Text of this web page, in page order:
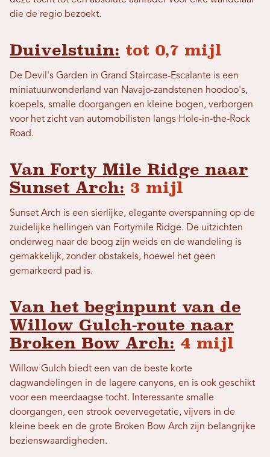
die de regio bezoekt.
Duivelstuin: tot 0,7 mijl
De Devil's Garden in Grand Staircase-Escalante is een
miniatuurwonderland van Navajo-zandstenen hoodoo's,
koepels, smalle doorgangen en kleine bogen, verborgen
voor het zicht van automobilisten langs Hole-in-the-Rock
Road.
Van Forty Mile Ridge naar
Sunset Arch: 3 mijl
Sunset Arch is een sierlijke, elegante overspanning op de
zuidelijke hellingen van Fortymile Ridge. De uitzichten
onderweg naar de boog zijn weids en de wandeling is
gemakkelijk, zonder obstakels, hoewel het geen
gemarkeerd pad is.
Van het beginpunt van de
Willow Gulch-route naar
Broken Bow Arch: 4 mijl
Willow Gulch biedt een van de beste korte
dagwandelingen in de lagere canyons, en is ook geschikt
voor een meerdaagse tocht. Interessante smalle
doorgangen, een strook oevervegetatie, vijvers in de
kleine beek en de grote Broken Bow Arch zijn belangrijke
bezienswaardigheden.